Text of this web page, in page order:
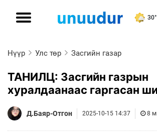
Нүүр Улс төр Засгийн газар
ТАНИЛЦ: Засгийн газрын
хуралдаанаас гаргасан
Д.Баяр-Отгон 2025-10-15 14:37 8